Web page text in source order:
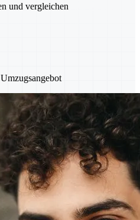
und vergleichen